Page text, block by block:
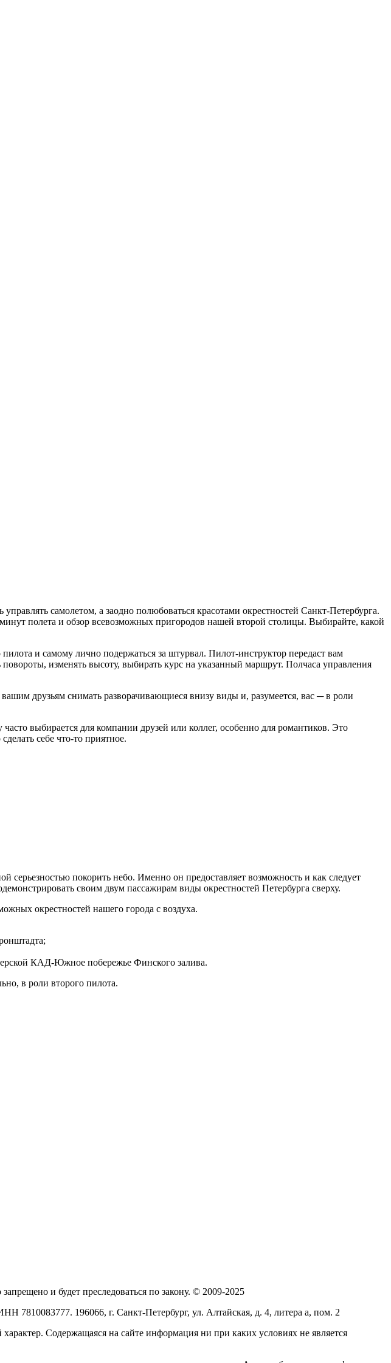
самолетом, а заодно полюбоваться красотами окрестностей Санкт-Петербурга.
полета и обзор всевозможных пригородов нашей второй столицы. Выбирайте, какой
и самому лично подержаться за штурвал. Пилот-инструктор передаст вам
изменять высоту, выбирать курс на указанный маршрут. Полчаса управления
друзьям снимать разворачивающиеся внизу виды и, разумеется, вас ─ в роли
выбирается для компании друзей или коллег, особенно для романтиков. Это
себе что-то приятное.
покорить небо. Именно он предоставляет возможность и как следует
своим двум пассажирам виды окрестностей Петербурга сверху.
окрестностей нашего города с воздуха.
КАД-Южное побережье Финского залива.
в роли второго пилота.
и будет преследоваться по закону. © 2009-2025
196066, г. Санкт-Петербург, ул. Алтайская, д. 4, литера а, пом. 2
Содержащаяся на сайте информация ни при каких условиях не является